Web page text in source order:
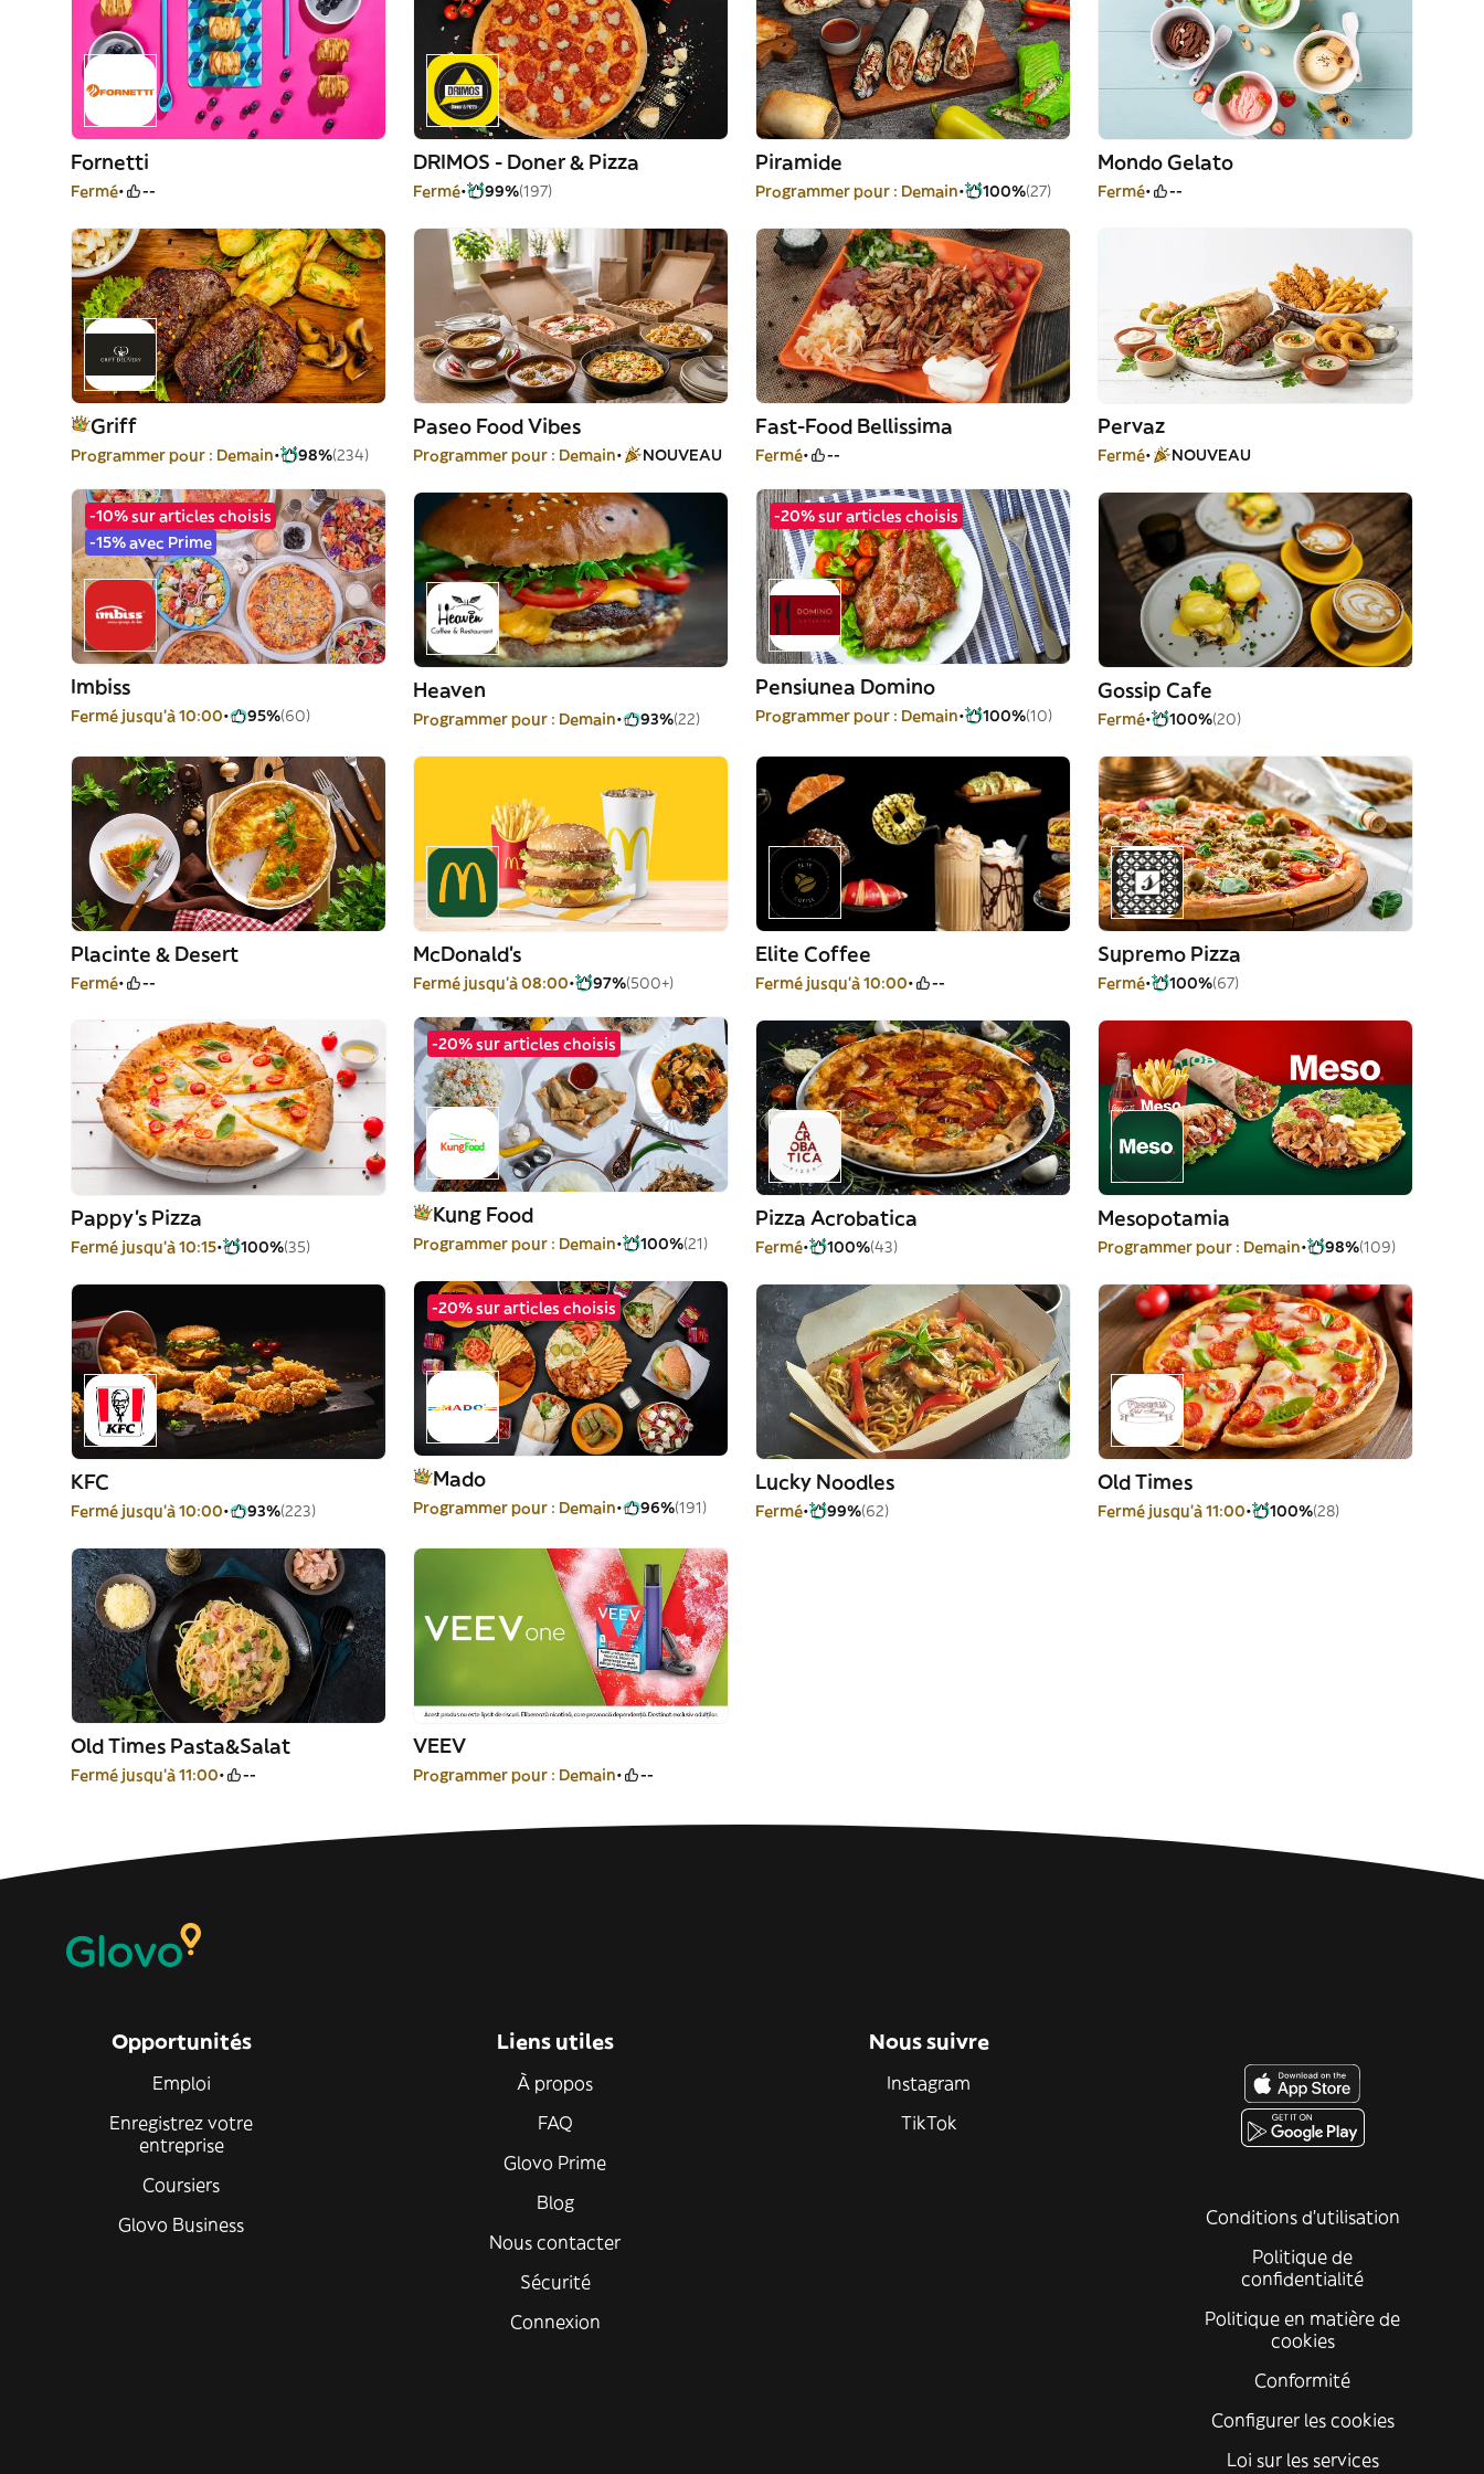
Fornetti
Fermé --
DRIMOS - Doner & Pizza
Fermé 99%(197)
Piramide
Programmer pour : Demain 100%(27)
Mondo Gelato
Fermé --
Griff
Programmer pour : Demain 98%(234)
Paseo Food Vibes
Programmer pour : Demain NOUVEAU
Fast-Food Bellissima
Fermé --
Pervaz
Fermé NOUVEAU
-10% sur articles choisis
-15% avec Prime
Imbiss
Fermé jusqu'à 10:00 95%(60)
Heaven
Programmer pour : Demain 93%(22)
-20% sur articles choisis
Pensiunea Domino
Programmer pour : Demain 100%(10)
Gossip Cafe
Fermé 100%(20)
Placinte & Desert
Fermé --
McDonald's
Fermé jusqu'à 08:00 97%(500+)
Elite Coffee
Fermé jusqu'à 10:00 --
Supremo Pizza
Fermé 100%(67)
Pappy's Pizza
Fermé jusqu'à 10:15 100%(35)
-20% sur articles choisis
Kung Food
Programmer pour : Demain 100%(21)
Pizza Acrobatica
Fermé 100%(43)
Mesopotamia
Programmer pour : Demain 98%(109)
KFC
Fermé jusqu'à 10:00 93%(223)
-20% sur articles choisis
Mado
Programmer pour : Demain 96%(191)
Lucky Noodles
Fermé 99%(62)
Old Times
Fermé jusqu'à 11:00 100%(28)
Old Times Pasta&Salat
Fermé jusqu'à 11:00 --
VEEV
Programmer pour : Demain --
Opportunités
Emploi
Enregistrez votre
entreprise
Coursiers
Glovo Business
Liens utiles
À propos
FAQ
Glovo Prime
Blog
Nous contacter
Sécurité
Connexion
Nous suivre
Instagram
TikTok
Conditions d'utilisation
Politique de
confidentialité
Politique en matière de
cookies
Conformité
Configurer les cookies
Loi sur les services